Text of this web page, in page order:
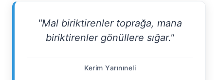
"Mal biriktirenler toprağa, mana
biriktirenler gönüllere sığar."
Kerim Yarınıneli